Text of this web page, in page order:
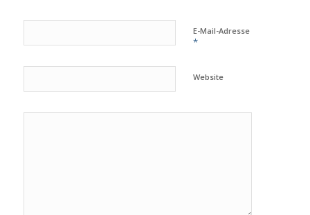
E-Mail-Adresse
*
Website